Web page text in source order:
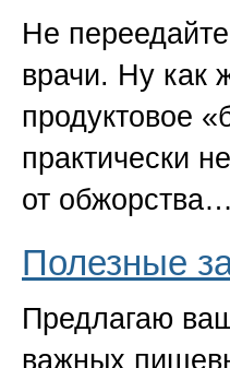
Не
врачи. Ну как
продуктовое «
практически
от обжорства…
Полезные
Предлагаю
важных